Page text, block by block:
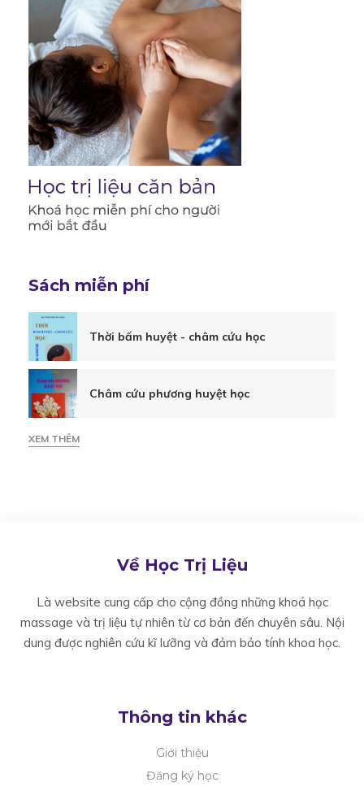
Sách miễn phí
Thời bấm huyệt - châm cứu học
Châm cứu phương huyệt học
XEM THÊM
Về Học Trị Liệu
Là website cung cấp cho cộng đồng những khoá học
massage và trị liệu tự nhiên từ cơ bản đến chuyên sâu. Nội
dung được nghiên cứu kĩ lưỡng và đảm bảo tính khoa học.
Thông tin khác
Giới thiệu
Đăng ký học